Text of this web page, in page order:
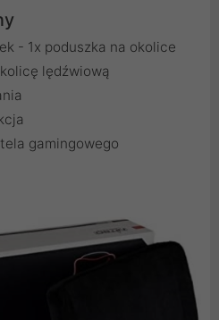
- 1x poduszka na okolice
lędźwiową
gamingowego